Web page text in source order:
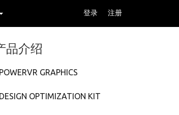
登录 注册
品介绍
POWERVR GRAPHICS
DESIGN OPTIMIZATION KIT